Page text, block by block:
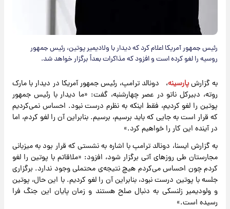
رئیس جمهور آمریکا اعلام کرد که دیدار با ولادیمیر پوتین، رئیس جمهور
روسیه را لغو کرده است و افزود که مذاکرات بعداً برگزار خواهد شد.
به گزارشپارسینه، دونالد ترامپ، رئیس جمهور آمریکا در دیدار با مارک
روته، دبیرکل ناتو در عصر چهارشنبه، گفت: «ما دیدار با رئیس جمهور
پوتین را لغو کردیم، فقط اینکه به نظرم درست نبود. احساس نمی‌کردیم
که قرار است به جایی که باید برسیم، برسیم. بنابراین آن را لغو کردم، اما
در آینده این کار را خواهیم کرد.»
به گزارش ایسنا، دونالد ترامپ با اشاره به نشستی که قرار بود به میزبانی
مجارستان طی روزهای آتی برگزار شود، افزود: «ملاقاتم با پوتین را لغو
کردم چون احساس می‌کردم هیچ نتیجه‌ی محتملی وجود ندارد. برگزاری
جلسه با پوتین درست نبود، بنابراین آن را لغو کردیم. با این حال، پوتین
و ولودیمیر زلنسکی به دنبال صلح هستند و زمان پایان این جنگ فرا
رسیده است.»